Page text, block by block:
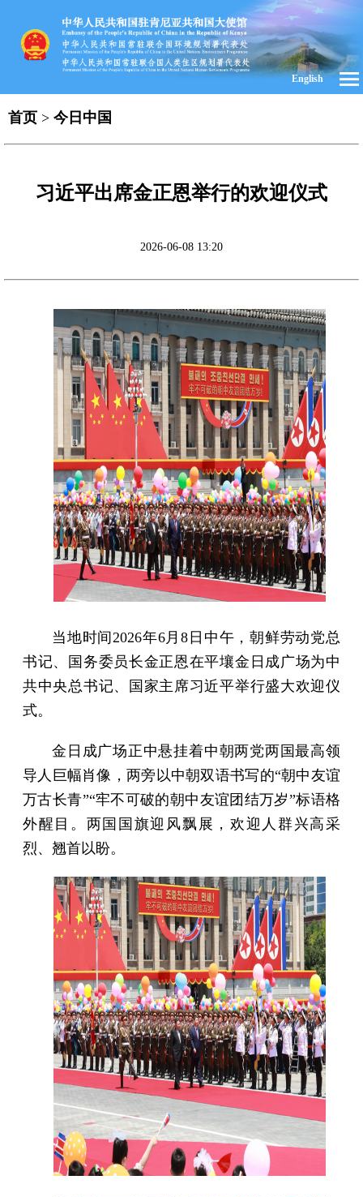
English
首页 > 今日中国
习近平出席金正恩举行的欢迎仪式
2026-06-08 13:20
当地时间2026年6月8日中午，朝鲜劳动党总
书记、国务委员长金正恩在平壤金日成广场为中
共中央总书记、国家主席习近平举行盛大欢迎仪
式。
金日成广场正中悬挂着中朝两党两国最高领
导人巨幅肖像，两旁以中朝双语书写的“朝中友谊
万古长青”“牢不可破的朝中友谊团结万岁”标语格
外醒目。两国国旗迎风飘展，欢迎人群兴高采
烈、翘首以盼。